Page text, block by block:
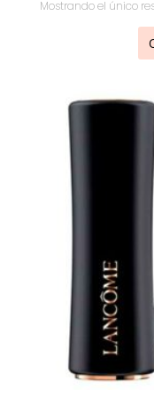
Mostrando el único